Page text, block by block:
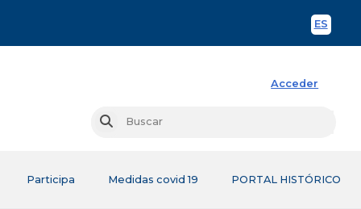
ES
Acceder
Buscar
Participa Medidas covid 19 PORTAL HISTÓRICO